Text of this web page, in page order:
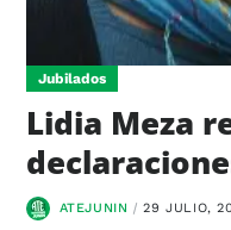
Jubilados
Lidia Meza
ATEJUNIN 29 JULIO,